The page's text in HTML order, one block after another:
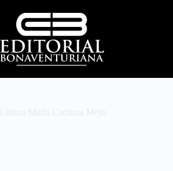
Liliana María Cardona Mejía